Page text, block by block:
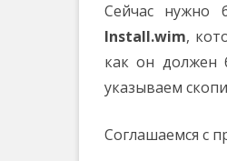
Сейчас нужно
Install.wim,
как он должен
указываем
Соглашаемся с